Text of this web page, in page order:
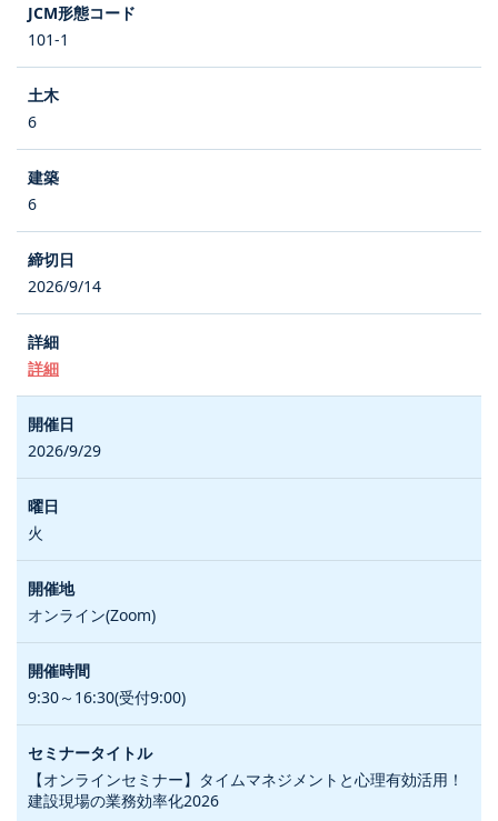
101-1
6
6
2026/9/14
詳細
2026/9/29
火
オンライン(Zoom)
9:30～16:30(受付9:00)
【オンラインセミナー】タイムマネジメントと心理有効活用！
建設現場の業務効率化2026